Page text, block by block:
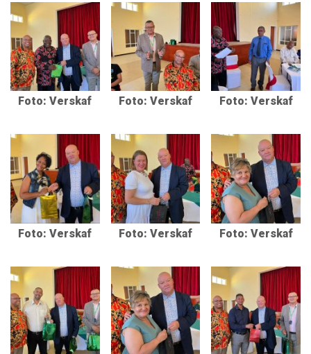
Foto: Verskaf Foto: Verskaf Foto: Verskaf
Foto: Verskaf Foto: Verskaf Foto: Verskaf